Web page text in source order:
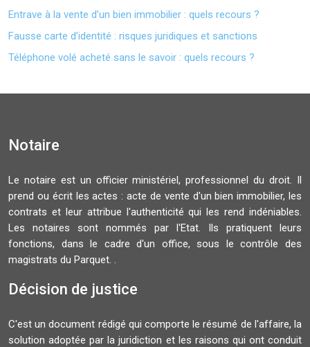
Entrave à la vente d’un bien immobilier : quels recours ?
Fausse carte d’identité : risques juridiques et sanctions
Téléphone volé acheté sans le savoir : quels recours ?
Notaire
Le notaire est un officier ministériel, professionnel du droit. Il
prend ou écrit les actes : acte de vente d'un bien immobilier, les
contrats et leur attribue l'authenticité qui les rend indéniables.
Les notaires sont nommés par l'Etat. Ils pratiquent leurs
fonctions, dans le cadre d'un office, sous le contrôle des
magistrats du Parquet. .
Décision de justice
C'est un document rédigé qui comporte le résumé de l'affaire, la
solution adoptée par la juridiction et les raisons qui ont conduit